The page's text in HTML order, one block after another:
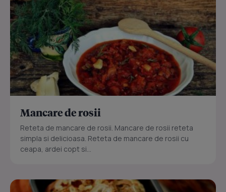
Mancare de rosii
Reteta de mancare de rosii. Mancare de rosii reteta
simpla si delicioasa. Reteta de mancare de rosii cu
ceapa, ardei copt si...